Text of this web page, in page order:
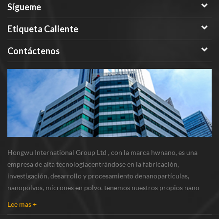
Sígueme
Etiqueta Caliente
Contáctenos
Hongwu International Group Ltd , con la marca hwnano, es una
empresa de alta tecnologíacentrándose en la fabricación,
investigación, desarrollo y procesamiento denanopartículas,
nanopolvos, micrones en polvo. tenemos nuestros propios nano
Lee mas +